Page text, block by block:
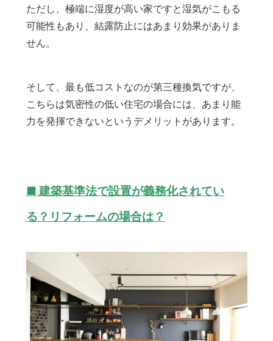
ただし、極端に湿度が高い家ですと湿気がこもる
可能性もあり、結露防止にはあまり効果がありま
せん。
そして、最も低コストなのが第三種換気ですが、
こちらは気密性の低い住宅の場合には、あまり能
力を発揮できないというデメリットがあります。
■ 建築基準法で設置が義務化されてい
る？リフォームの場合は？